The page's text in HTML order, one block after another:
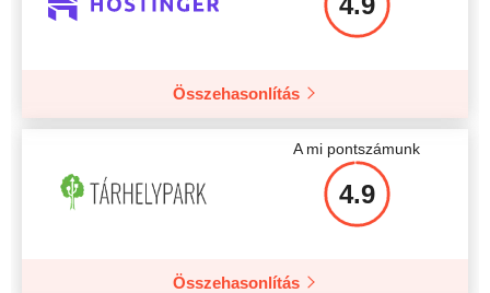
Több részlet
Összehasonlítás
A mi pontszámunk
4.9
Összehasonlítás